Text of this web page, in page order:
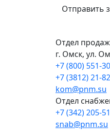
Отправить
Отдел продаж
г. Омск, ул.
+7 (800) 551-
+7 (3812) 21-
kom@pnm.su
Отдел
+7 (342) 205-
snab@pnm.su